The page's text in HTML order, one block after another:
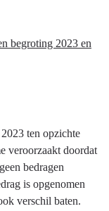
begroting 2023 en
ten opzichte
veroorzaakt doordat
bedragen
is opgenomen
verschil baten.